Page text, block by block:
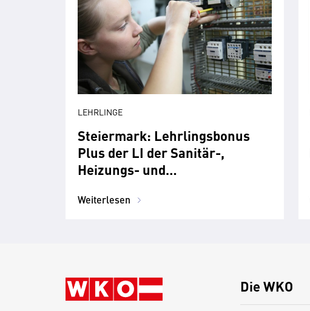
LEHRLINGE
Steiermark: Lehrlingsbonus
Plus der LI der Sanitär-,
Heizungs- und
Weiterlesen
Die WKO